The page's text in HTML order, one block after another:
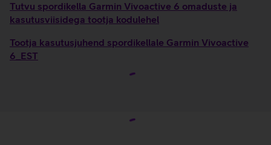
Tutvu spordikella Garmin Vivoactive 6 omaduste ja
kasutusviisidega tootja kodulehel
Tootja kasutusjuhend spordikellale Garmin Vivoactive
6_EST